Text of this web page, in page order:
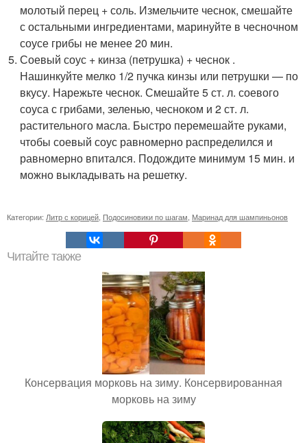
молотый перец + соль. Измельчите чеснок, смешайте
с остальными ингредиентами, маринуйте в чесночном
соусе грибы не менее 20 мин.
Соевый соус + кинза (петрушка) + чеснок .
Нашинкуйте мелко 1/2 пучка кинзы или петрушки — по
вкусу. Нарежьте чеснок. Смешайте 5 ст. л. соевого
соуса с грибами, зеленью, чесноком и 2 ст. л.
растительного масла. Быстро перемешайте руками,
чтобы соевый соус равномерно распределился и
равномерно впитался. Подождите минимум 15 мин. и
можно выкладывать на решетку.
Категории: Литр с корицей Подосиновики по шагам Маринад для шампиньонов
Читайте также
Консервация морковь на зиму. Консервированная
морковь на зиму